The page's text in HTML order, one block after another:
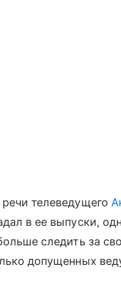
телеведущего
в ее выпуски,
следить за
допущенных